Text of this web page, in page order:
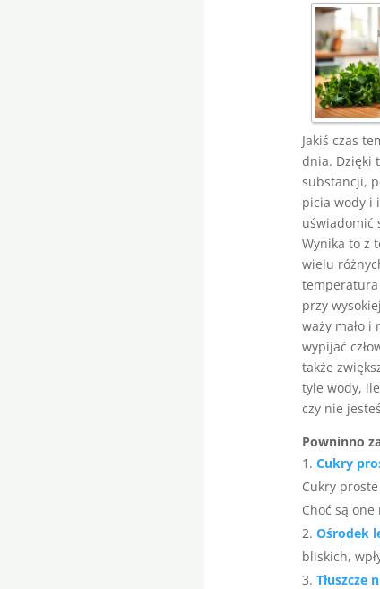
Jakiś czas
dnia. Dzięki
substancji,
picia wody i
uświadomić
Wynika to z
wielu
temperatura
przy
waży mało
wypijać
także
tyle wody,
czy nie
Powninno
Cukry
Cukry
Choć są
Ośrodek
bliskich,
Tłuszcze